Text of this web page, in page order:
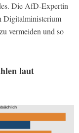
Die AfD-Expertin
Digitalministerium
vermeiden und so
laut